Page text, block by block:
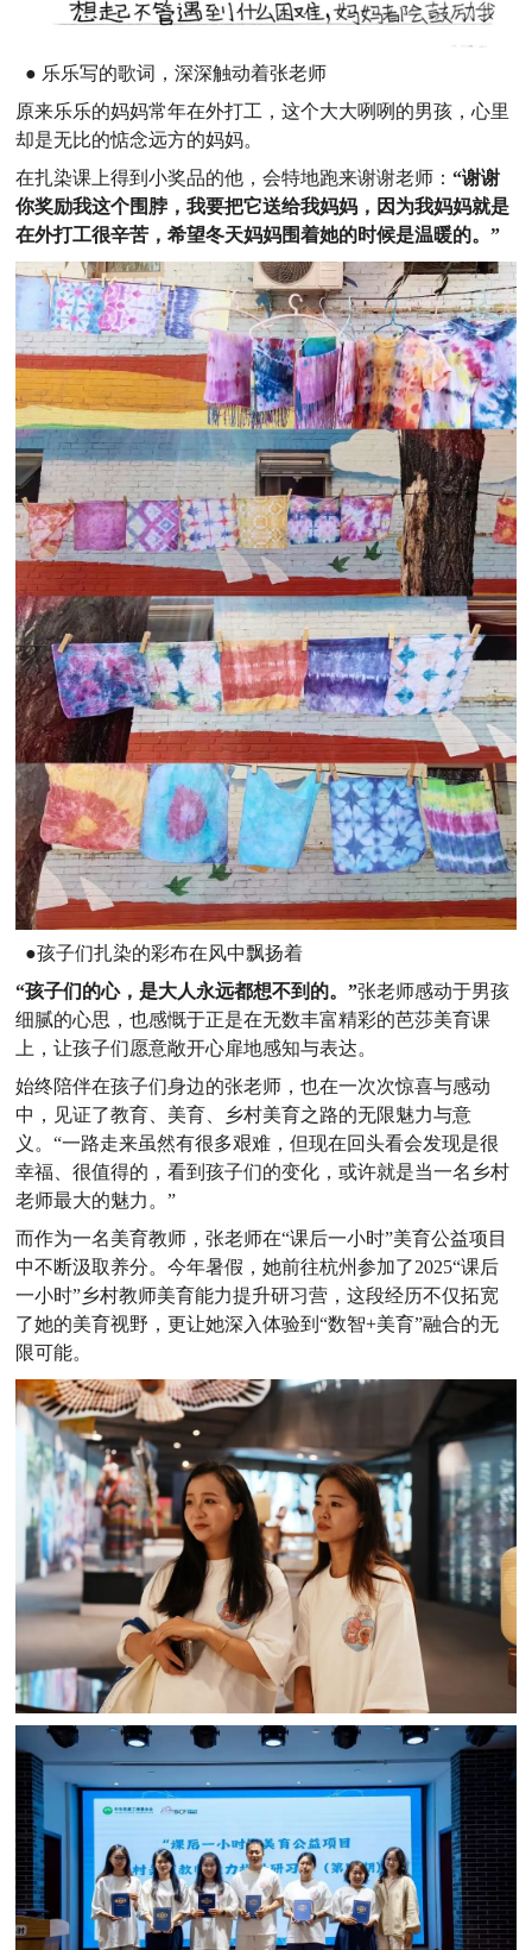
● 乐乐写的歌词，深深触动着张老师
原来乐乐的妈妈常年在外打工，这个大大咧咧的男孩，心里
却是无比的惦念远方的妈妈。
在扎染课上得到小奖品的他，会特地跑来谢谢老师：“谢谢
你奖励我这个围脖，我要把它送给我妈妈，因为我妈妈就是
在外打工很辛苦，希望冬天妈妈围着她的时候是温暖的。”
●孩子们扎染的彩布在风中飘扬着
“孩子们的心，是大人永远都想不到的。”张老师感动于男孩
细腻的心思，也感慨于正是在无数丰富精彩的芭莎美育课
上，让孩子们愿意敞开心扉地感知与表达。
始终陪伴在孩子们身边的张老师，也在一次次惊喜与感动
中，见证了教育、美育、乡村美育之路的无限魅力与意
义。“一路走来虽然有很多艰难，但现在回头看会发现是很
幸福、很值得的，看到孩子们的变化 ，或许就是当一名乡村
老师最大的魅力。”
而作为一名美育教师，张老师在“课后一小时”美育公益项目
中不断汲取养分。今年暑假，她前往杭州参加了2025“课后
一小时”乡村教师美育能力提升研习营，这段经历不仅拓宽
了她的美育视野，更让她深入体验到“数智+美育”融合的无
限可能。